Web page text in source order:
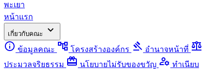
พะเยา
หน้าแรก
เกี่ยวกับคณะ
expand_more
info ข้อมูลคณะ account_tree โครงสร้างองค์กร gavel อำนาจหน้าที่ balance
ประมวลจริยธรรม redeem นโยบายไม่รับของขวัญ manage_accounts ทำเนียบ